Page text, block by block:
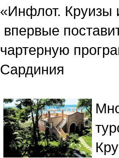
«Инфлот. Круизы
впервые
чартерную
Сардиния